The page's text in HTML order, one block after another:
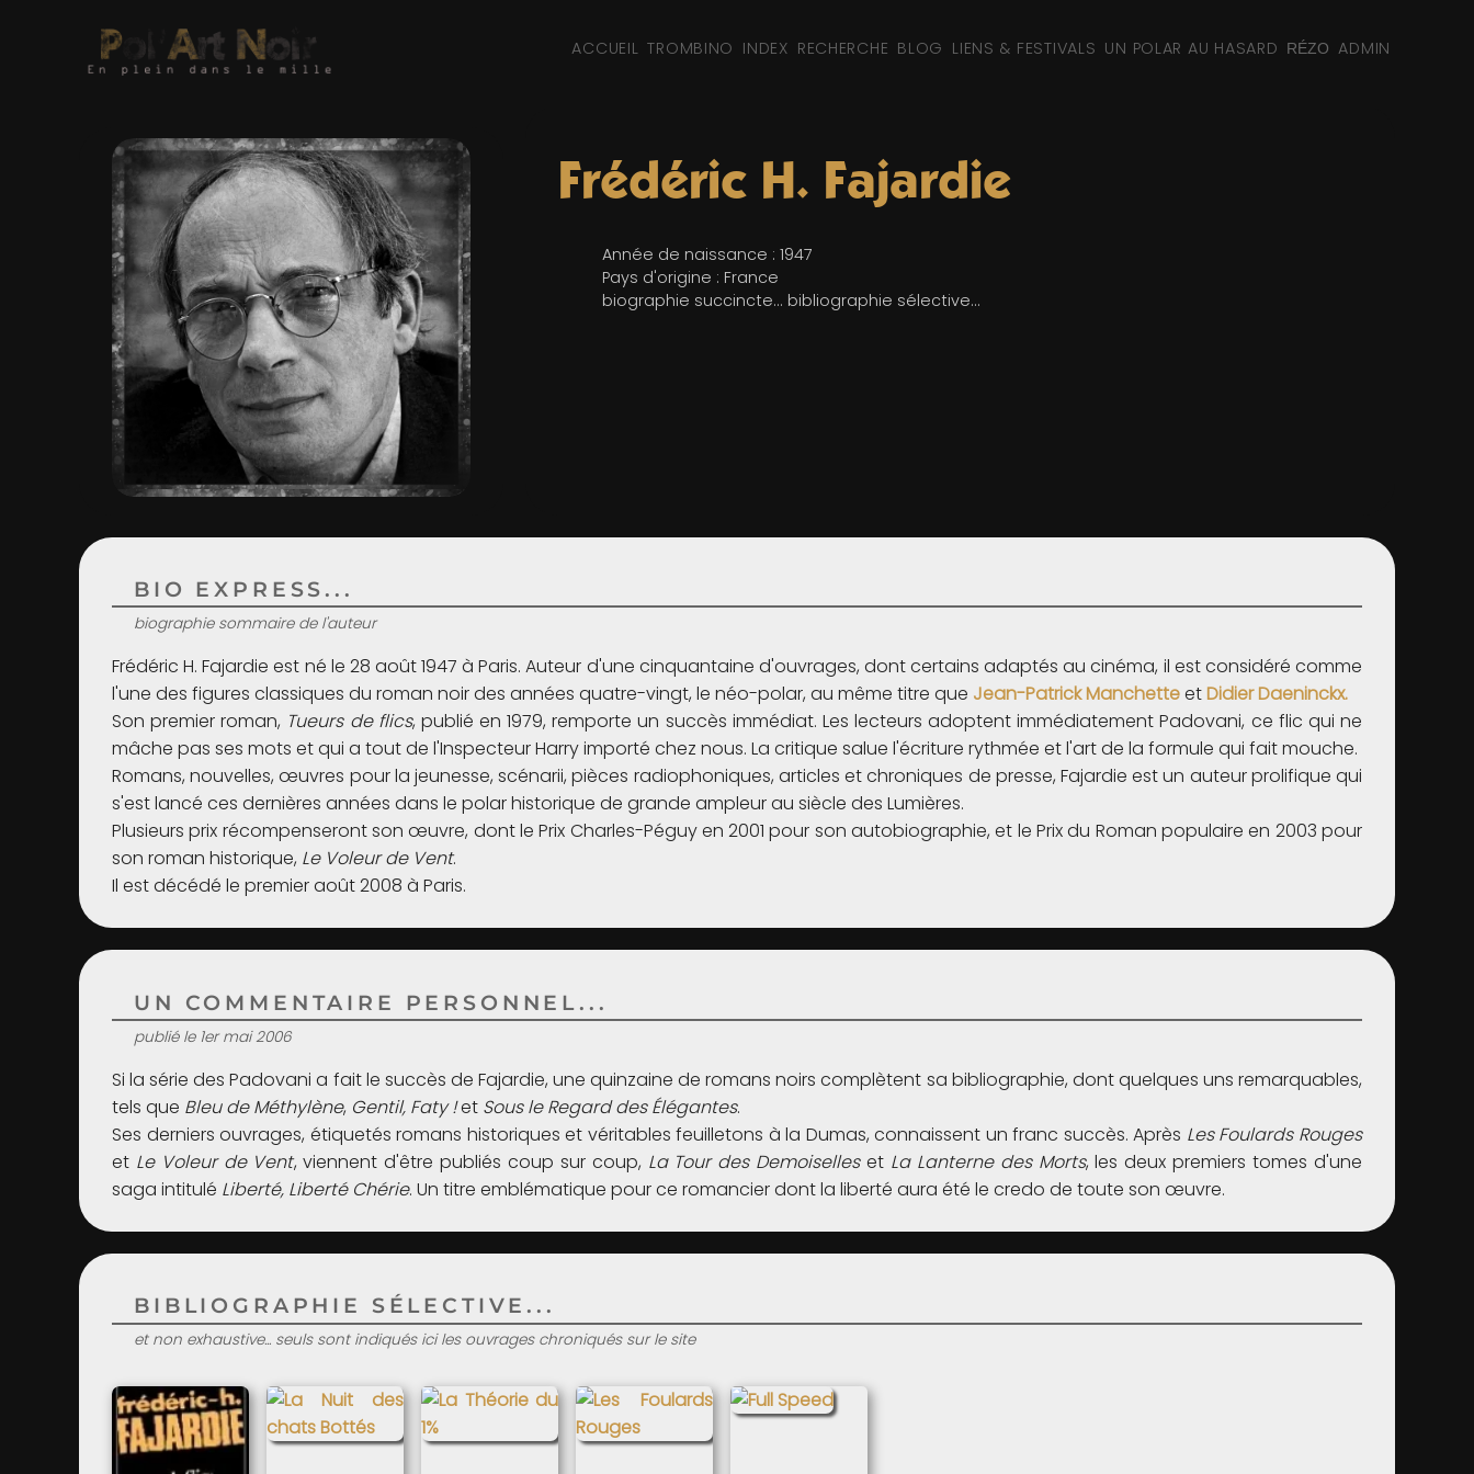
ACCUEIL TROMBINO INDEX RECHERCHE BLOG LIENS & FESTIVALS UN POLAR AU HASARD RÉZO ADMIN
Frédéric H. Fajardie
Année de naissance : 1947
Pays d'origine : France
biographie succincte... bibliographie sélective...
UN COMMENTAIRE PERSONNEL...
publié le 1er mai 2006
Si la série des Padovani a fait le succès de Fajardie, une quinzaine de romans noirs complètent sa bibliographie, dont quelques uns remarquables,
tels que Bleu de Méthylène, Gentil, Faty !et Sous le Regard des Élégantes.
Ses derniers ouvrages, étiquetés romans historiques et véritables feuilletons à la Dumas, connaissent un franc succès. Après Les Foulards Rouges
et Le Voleur de Vent, viennent d'être publiés coup sur coup, La Tour des Demoiselleset La Lanterne des Morts, les deux premiers tomes d'une
saga intitulé Liberté, Liberté Chérie. Un titre emblématique pour ce romancier dont la liberté aura été le credo de toute son œuvre.
BIO EXPRESS...
biographie sommaire de l'auteur
Frédéric H. Fajardie est né le 28 août 1947 à Paris. Auteur d'une cinquantaine d'ouvrages, dont certains adaptés au cinéma, il est considéré comme
l'une des figures classiques du roman noir des années quatre-vingt, le néo-polar, au même titre que Jean-Patrick ManchetteetDidier Daeninckx.
Son premier roman, Tueurs de flics, publié en 1979, remporte un succès immédiat. Les lecteurs adoptent immédiatement Padovani, ce flic qui ne
mâche pas ses mots et qui a tout de l'Inspecteur Harry importé chez nous. La critique salue l'écriture rythmée et l'art de la formule qui fait mouche.
Romans, nouvelles, œuvres pour la jeunesse, scénarii, pièces radiophoniques, articles et chroniques de presse, Fajardie est un auteur prolifique qui
s'est lancé ces dernières années dans le polar historique de grande ampleur au siècle des Lumières.
Plusieurs prix récompenseront son œuvre, dont le Prix Charles-Péguy en 2001 pour son autobiographie, et le Prix du Roman populaire en 2003 pour
son roman historique, Le Voleur de Vent.
Il est décédé le premier août 2008 à Paris.
BIBLIOGRAPHIE SÉLECTIVE...
et non exhaustive... seuls sont indiqués ici les ouvrages chroniqués sur le site